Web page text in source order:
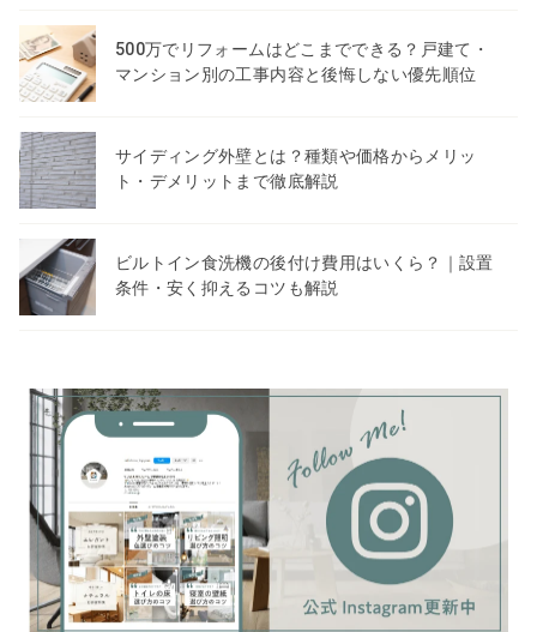
500万でリフォームはどこまでできる？戸建て・
マンション別の工事内容と後悔しない優先順位
サイディング外壁とは？種類や価格からメリッ
ト・デメリットまで徹底解説
ビルトイン食洗機の後付け費用はいくら？｜設置
条件・安く抑えるコツも解説